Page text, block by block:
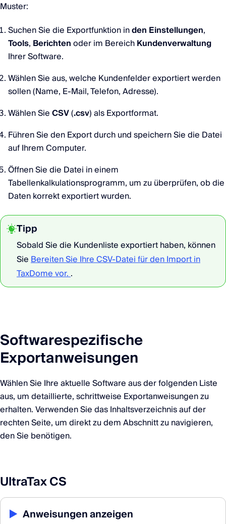
Muster:
Suchen Sie die Exportfunktion inden Einstellungen,
Tools, Berichtenoder im BereichKundenverwaltung
Ihrer Software.
Wählen Sie aus, welche Kundenfelder exportiert werden
sollen (Name, E-Mail, Telefon, Adresse).
Wählen SieCSV(.csv) als Exportformat.
Führen Sie den Export durch und speichern Sie die Datei
auf Ihrem Computer.
Öffnen Sie die Datei in einem
Tabellenkalkulationsprogramm, um zu überprüfen, ob die
Daten korrekt exportiert wurden.
Tipp
Sobald Sie die Kundenliste exportiert haben, können
SieBereiten Sie Ihre CSV-Datei für den Import in
TaxDome vor..
Softwarespezifische
Exportanweisungen
Wählen Sie Ihre aktuelle Software aus der folgenden Liste
aus, um detaillierte, schrittweise Exportanweisungen zu
erhalten. Verwenden Sie das Inhaltsverzeichnis auf der
rechten Seite, um direkt zu dem Abschnitt zu navigieren,
den Sie benötigen.
UltraTax CS
▶ Anweisungen anzeigen